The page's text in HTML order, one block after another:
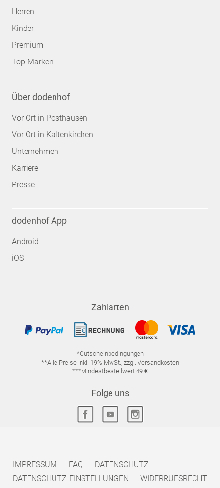
Herren
Kinder
Premium
Top-Marken
Über dodenhof
Vor Ort in Posthausen
Vor Ort in Kaltenkirchen
Unternehmen
Karriere
Presse
dodenhof App
Android
iOS
Zahlarten
*Gutscheinbedingungen
**Alle Preise inkl. 19% MwSt., zzgl. Versandkosten
***Mindestbestellwert 49 €
Folge uns
IMPRESSUM FAQ
DATENSCHUTZ
DATENSCHUTZ-EINSTELLUNGEN
WIDERRUFSRECHT